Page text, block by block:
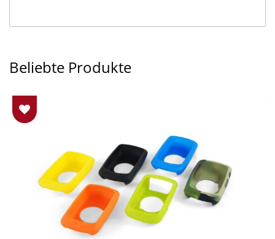
Beliebte Produkte